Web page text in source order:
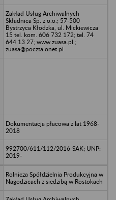
Zakład Usług Archiwalnych
Składnica Sp. z o.o.; 57-500
Bystrzyca Kłodzka, ul. Mickiewicza
15 tel. kom. 606 732 172; tel. 74
644 13 27; www.zuasa.pl ;
zuasa@poczta.onet.pl
Dokumentacja płacowa z lat 1968-
2018
992700/611/112/2016-SAK; UNP:
2019-
Rolnicza Spółdzielnia Produkcyjna w
Nagodzicach z siedzibą w Rostokach